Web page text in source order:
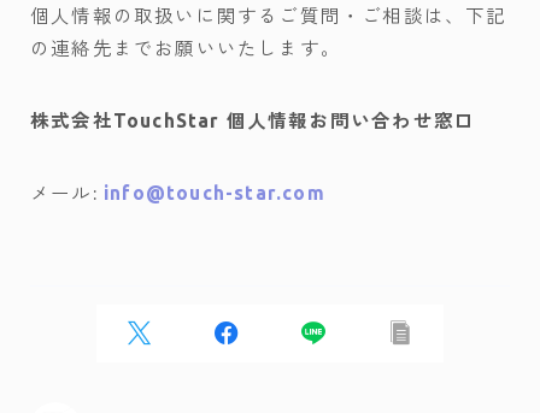
個人情報の取扱いに関するご質問・ご相談は、下記
の連絡先までお願いいたします。
株式会社TouchStar 個人情報お問い合わせ窓口
メール: info@touch-star.com